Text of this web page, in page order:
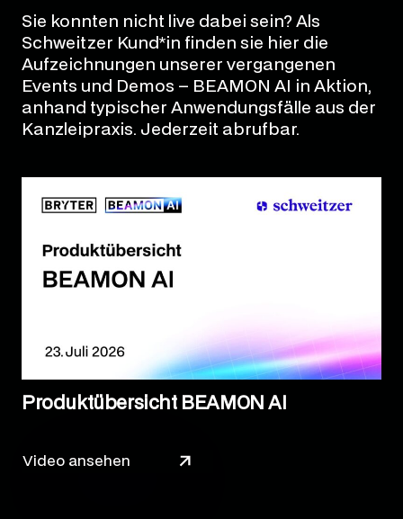
Sie konnten nicht live dabei sein? Als
Schweitzer Kund*in finden sie hier die
Aufzeichnungen unserer vergangenen
Events und Demos – BEAMON AI in Aktion,
anhand typischer Anwendungsfälle aus der
Kanzleipraxis. Jederzeit abrufbar.
Produktübersicht BEAMON AI
Video ansehen